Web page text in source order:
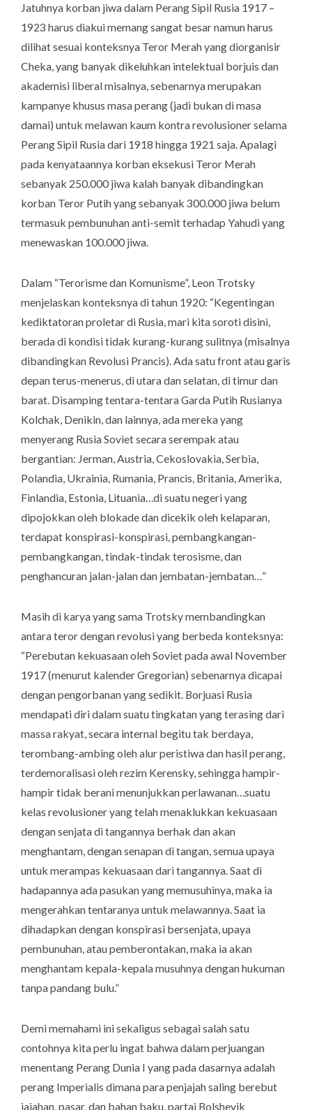
Jatuhnya korban jiwa dalam Perang Sipil Rusia 1917 –
1923 harus diakui memang sangat besar namun harus
dilihat sesuai konteksnya Teror Merah yang diorganisir
Cheka, yang banyak dikeluhkan intelektual borjuis dan
akademisi liberal misalnya, sebenarnya merupakan
kampanye khusus masa perang (jadi bukan di masa
damai) untuk melawan kaum kontra revolusioner selama
Perang Sipil Rusia dari 1918 hingga 1921 saja. Apalagi
pada kenyataannya korban eksekusi Teror Merah
sebanyak 250.000 jiwa kalah banyak dibandingkan
korban Teror Putih yang sebanyak 300.000 jiwa belum
termasuk pembunuhan anti-semit terhadap Yahudi yang
menewaskan 100.000 jiwa.
Dalam “Terorisme dan Komunisme”, Leon Trotsky
menjelaskan konteksnya di tahun 1920: “Kegentingan
kediktatoran proletar di Rusia, mari kita soroti disini,
berada di kondisi tidak kurang-kurang sulitnya (misalnya
dibandingkan Revolusi Prancis). Ada satu front atau garis
depan terus-menerus, di utara dan selatan, di timur dan
barat. Disamping tentara-tentara Garda Putih Rusianya
Kolchak, Denikin, dan lainnya, ada mereka yang
menyerang Rusia Soviet secara serempak atau
bergantian: Jerman, Austria, Cekoslovakia, Serbia,
Polandia, Ukrainia, Rumania, Prancis, Britania, Amerika,
Finlandia, Estonia, Lituania…di suatu negeri yang
dipojokkan oleh blokade dan dicekik oleh kelaparan,
terdapat konspirasi-konspirasi, pembangkangan-
pembangkangan, tindak-tindak terosisme, dan
penghancuran jalan-jalan dan jembatan-jembatan…”
Masih di karya yang sama Trotsky membandingkan
antara teror dengan revolusi yang berbeda konteksnya:
“Perebutan kekuasaan oleh Soviet pada awal November
1917 (menurut kalender Gregorian) sebenarnya dicapai
dengan pengorbanan yang sedikit. Borjuasi Rusia
mendapati diri dalam suatu tingkatan yang terasing dari
massa rakyat, secara internal begitu tak berdaya,
terombang-ambing oleh alur peristiwa dan hasil perang,
terdemoralisasi oleh rezim Kerensky, sehingga hampir-
hampir tidak berani menunjukkan perlawanan…suatu
kelas revolusioner yang telah menaklukkan kekuasaan
dengan senjata di tangannya berhak dan akan
menghantam, dengan senapan di tangan, semua upaya
untuk merampas kekuasaan dari tangannya. Saat di
hadapannya ada pasukan yang memusuhinya, maka ia
mengerahkan tentaranya untuk melawannya. Saat ia
dihadapkan dengan konspirasi bersenjata, upaya
pembunuhan, atau pemberontakan, maka ia akan
menghantam kepala-kepala musuhnya dengan hukuman
tanpa pandang bulu.”
Demi memahami ini sekaligus sebagai salah satu
contohnya kita perlu ingat bahwa dalam perjuangan
menentang Perang Dunia I yang pada dasarnya adalah
perang Imperialis dimana para penjajah saling berebut
jajahan, pasar, dan bahan baku, partai Bolshevik